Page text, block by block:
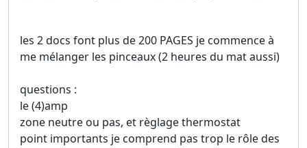
les 2 docs font plus de 200 PAGES je commence à
me mélanger les pinceaux (2 heures du mat aussi)
questions :
le (4)amp
zone neutre ou pas, et règlage thermostat
point importants je comprend pas trop le rôle des